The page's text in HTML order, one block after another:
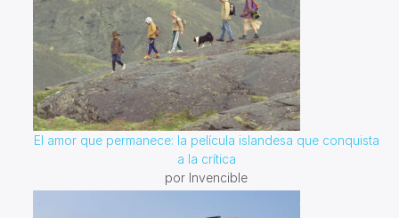
El amor que permanece: la película islandesa que conquista
a la crítica
por Invencible